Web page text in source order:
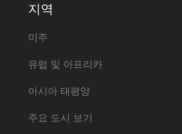
지역
미주
유럽 및 아프리카
아시아 태평양
주요 도시 보기